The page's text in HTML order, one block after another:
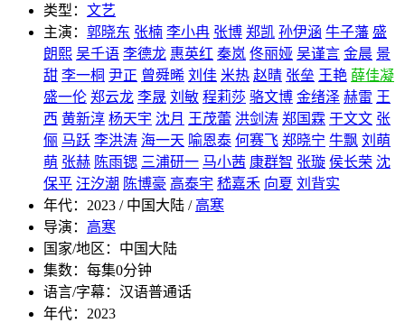
类型： 文艺
主演： 郭晓东 张楠 李小冉 张博 郑凯 孙伊涵 牛子藩 盛
朗熙 吴千语 李德龙 惠英红 秦岚 佟丽娅 吴谨言 金晨 景
甜 李一桐 尹正 曾舜晞 刘佳 米热 赵晴 张垒 王艳 薛佳凝
盛一伦 郑云龙 李晟 刘敏 程莉莎 骆文博 金绪泽 赫雷 王
西 黄新淳 杨天宇 沈月 王茂蕾 洪剑涛 郑国霖 于文文 张
俪 马跃 李洪涛 海一天 喻恩泰 何赛飞 郑晓宁 牛飘 刘萌
萌 张赫 陈雨锶 三浦研一 马小茜 康群智 张璇 侯长荣 沈
保平 汪汐潮 陈博豪 高泰宇 嵇嘉禾 向夏 刘背实
年代： 2023 / 中国大陆 / 高寒
导演： 高寒
国家/地区： 中国大陆
集数： 每集0分钟
语言/字幕： 汉语普通话
年代： 2023